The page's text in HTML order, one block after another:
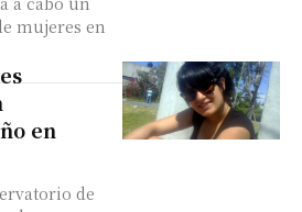
mujeres en
en
de